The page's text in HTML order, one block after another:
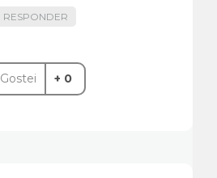
RESPONDER
Gostei + 0